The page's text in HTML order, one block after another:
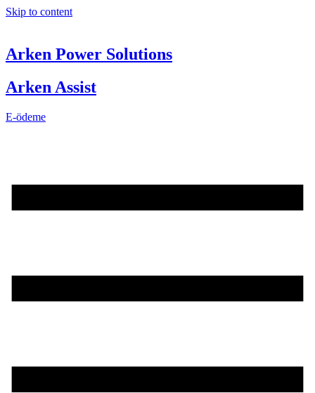
Skip to content
Arken Power Solutions
Arken Assist
E-ödeme